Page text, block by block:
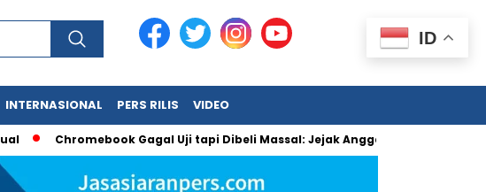
INTERNASIONAL PERS RILIS VIDEO
Chromebook Gagal Uji tapi Dibeli Massal: Jejak Anggaran Jumbo dan
ID